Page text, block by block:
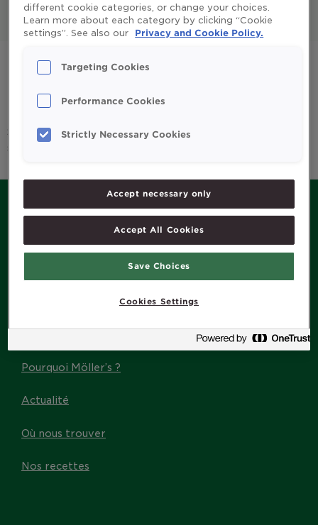
All Enfants et parents
Huile de foie de morue
Système immunitaire
Sorry, we couldn't find any posts. Please try a different
search.
MENU
Pourquoi Möller’s ?
Actualité
Où nous trouver
Nos recettes
different cookie categories, or change your choices.
Learn more about each category by clicking “Cookie
settings”. See also our
Privacy and Cookie Policy.
Targeting Cookies
Performance Cookies
Strictly Necessary Cookies
Accept necessary only
Accept All Cookies
Save Choices
Cookies Settings